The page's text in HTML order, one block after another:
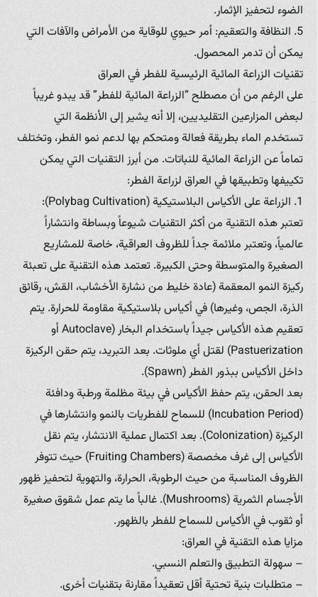
الضوء لتحفيز الإثمار.
5. النظافة والتعقيم: أمر حيوي للوقاية من الأمراض والآفات التي
يمكن أن تدمر المحصول.
تقنيات الزراعة المائية الرئيسية للفطر في العراق
على الرغم من أن مصطلح “الزراعة المائية للفطر” قد يبدو غريباً
لبعض المزارعين التقليديين، إلا أنه يشير إلى الأنظمة التي
تستخدم الماء بطريقة فعالة ومتحكم بها لدعم نمو الفطر، وتختلف
تماماً عن الزراعة المائية للنباتات. من أبرز التقنيات التي يمكن
تكييفها وتطبيقها في العراق لزراعة الفطر:
1. الزراعة على الأكياس البلاستيكية (Polybag Cultivation):
تعتبر هذه التقنية من أكثر التقنيات شيوعاً وبساطة وانتشاراً
عالمياً، وتعتبر ملائمة جداً للظروف العراقية، خاصة للمشاريع
الصغيرة والمتوسطة وحتى الكبيرة. تعتمد هذه التقنية على تعبئة
ركيزة النمو المعقمة (عادة خليط من نشارة الأخشاب، القش، رقائق
الذرة، الجص، وغيرها) في أكياس بلاستيكية مقاومة للحرارة. يتم
تعقيم هذه الأكياس جيداً باستخدام البخار (Autoclave أو
Pastuerization) لقتل أي ملوثات. بعد التبريد، يتم حقن الركيزة
داخل الأكياس ببذور الفطر (Spawn).
بعد الحقن، يتم حفظ الأكياس في بيئة مظلمة ورطبة ودافئة
(Incubation Period) للسماح للفطريات بالنمو وانتشارها في
الركيزة (Colonization). بعد اكتمال عملية الانتشار، يتم نقل
الأكياس إلى غرف مخصصة (Fruiting Chambers) حيث تتوفر
الظروف المناسبة من حيث الرطوبة، الحرارة، والتهوية لتحفيز ظهور
الأجسام الثمرية (Mushrooms). غالباً ما يتم عمل شقوق صغيرة
أو ثقوب في الأكياس للسماح للفطر بالظهور.
مزايا هذه التقنية في العراق:
– سهولة التطبيق والتعلم النسبي.
– متطلبات بنية تحتية أقل تعقيداً مقارنة بتقنيات أخرى.